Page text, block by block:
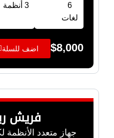
6
لغات
3 أنظمة
$8,000 اضف للسلة
فريش
جهاز متعدد الأنظمة